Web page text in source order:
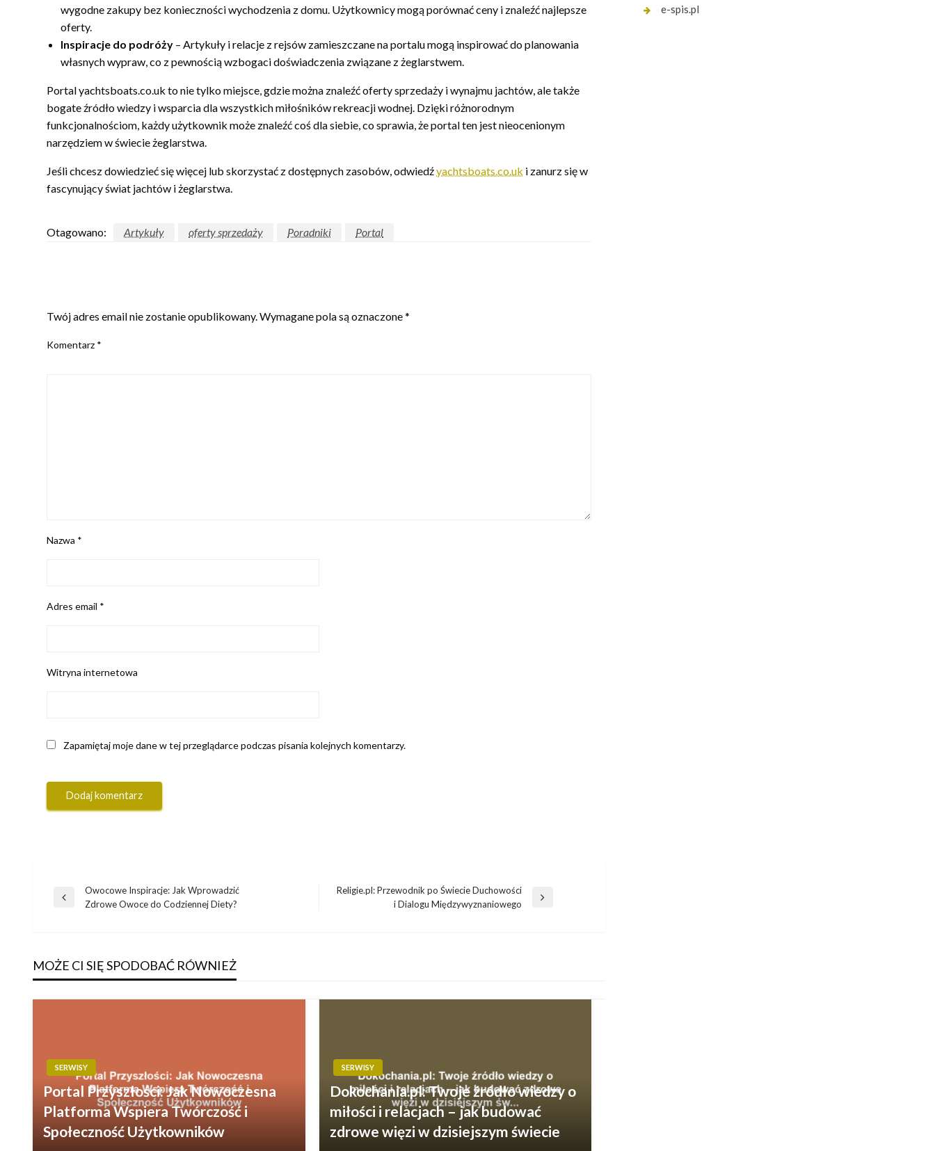
wygodne zakupy bez konieczności wychodzenia z domu. Użytkownicy mogą porównać ceny i znaleźć najlepsze
oferty.
Inspiracje do podróży – Artykuły i relacje z rejsów zamieszczane na portalu mogą inspirować do planowania
własnych wypraw, co z pewnością wzbogaci doświadczenia związane z żeglarstwem.
Portal yachtsboats.co.uk to nie tylko miejsce, gdzie można znaleźć oferty sprzedaży i wynajmu jachtów, ale także
bogate źródło wiedzy i wsparcia dla wszystkich miłośników rekreacji wodnej. Dzięki różnorodnym
funkcjonalnościom, każdy użytkownik może znaleźć coś dla siebie, co sprawia, że portal ten jest nieocenionym
narzędziem w świecie żeglarstwa.
Jeśli chcesz dowiedzieć się więcej lub skorzystać z dostępnych zasobów, odwiedźyachtsboats.co.uk i zanurz się w
fascynujący świat jachtów i żeglarstwa.
Otagowano: Artykuły oferty sprzedaży Poradniki Portal
Twój adres email nie zostanie opublikowany.Wymagane pola są oznaczone*
Komentarz *
Nazwa *
Adres email *
Witryna internetowa
Zapamiętaj moje dane w tej przeglądarce podczas pisania kolejnych komentarzy.
Nawigacja
Poprzedni
Owocowe Inspiracje: Jak Wprowadzić
Zdrowe Owoce do Codziennej Diety?
Religie.pl: Przewodnik po Świecie Duchowości
i Dialogu Międzywyznaniowego
MOŻE CI SIĘ SPODOBAĆ RÓWNIEŻ
SERWISY
Portal Przyszłości: Jak Nowoczesna
Platforma Wspiera Twórczość i
Społeczność Użytkowników
SERWISY
Dokochania.pl: Twoje źródło wiedzy o
miłości i relacjach – jak budować
zdrowe więzi w dzisiejszym świecie
e-spis.pl